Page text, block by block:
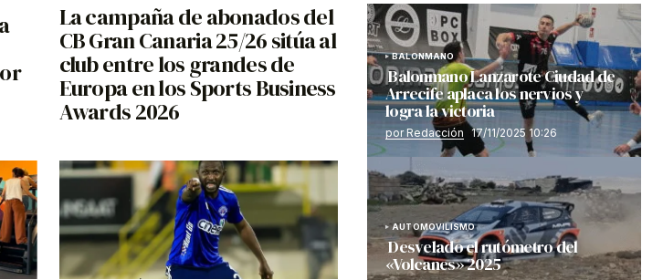
La campaña de abonados del
CB Gran Canaria 25/26 sitúa al
club entre los grandes de
Europa en los Sports Business
Awards 2026
BALONMANO
Balonmano Lanzarote Ciudad de
Arrecife aplaca los nervios y
logra la victoria
por Redacción 17/11/2025 10:26
AUTOMOVILISMO
Desvelado el rutómetro del
«Volcanes» 2025